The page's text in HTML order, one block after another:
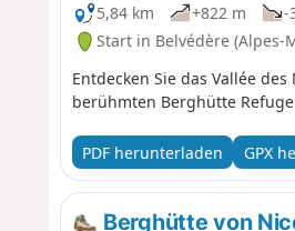
5,84 km
+822 m -
Start in Belvédère (Alpes-
Entdecken Sie das Vallée
berühmten Berghütte
PDF herunterladen GPX
Berghütte von